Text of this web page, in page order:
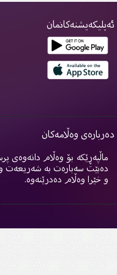
وەڵامەکان
ماڵپەڕێکە بۆ وەڵام دانەوەی
دەبێت سەبارەت بە شەریعەت و
و خێرا وەڵام دەدرێنەوە.